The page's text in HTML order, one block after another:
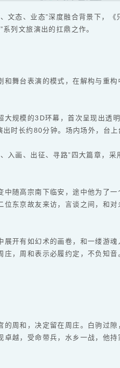
文态、业态”深度融合背景下，
系列文旅演出的扛鼎之作。
和舞台表演的模式，在解构与重
大规模的3D环幕，首次呈现出
时长约80分钟。场内场外，台上
入画、出征、寻路”四大篇章，
中随高宗南下临安，途中他为了
位东京故友来访，言谈之间，和
展开有如幻术的画卷，和一缕游
庄，周和表示必履约定，不负知
的周和，决定留在周庄。白驹过
卓越，受命带兵，水乡一战，他